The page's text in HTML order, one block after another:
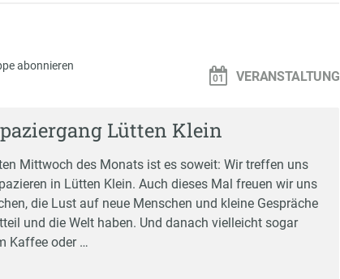
abonnieren
VERANSTALTUNG
Lütten Klein
Mittwoch des Monats ist es soweit: Wir treffen uns
in Lütten Klein. Auch dieses Mal freuen wir uns
die Lust auf neue Menschen und kleine Gespräche
und die Welt haben. Und danach vielleicht sogar
Kaffee oder …